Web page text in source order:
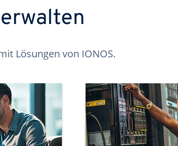
Lösungen von IONOS.